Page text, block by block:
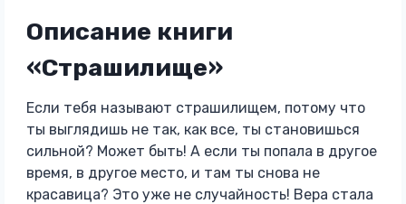
Описание книги
«Страшилище»
Если тебя называют страшилищем, потому что
ты выглядишь не так, как все, ты становишься
сильной? Может быть! А если ты попала в другое
время, в другое место, и там ты снова не
красавица? Это уже не случайность! Вера стала